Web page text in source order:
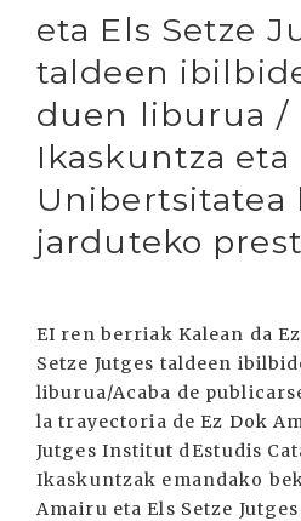
eta Els Setze
taldeen
duen liburua /
Ikaskuntza
Unibertsitatea
jarduteko prest
EI ren berriak Kalean da
Setze Jutges taldeen
liburua/Acaba de
la trayectoria de Ez Dok
Jutges Institut dEstudis
Ikaskuntzak emandako
Amairu eta Els Setze